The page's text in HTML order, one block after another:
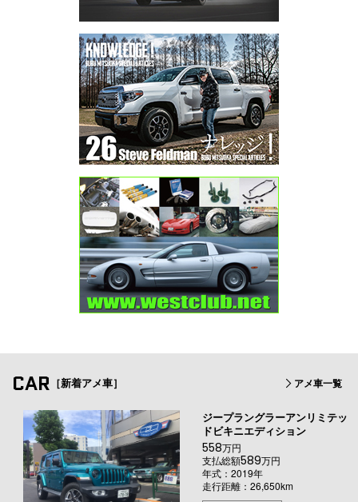
CAR ［新着アメ車］ アメ車一覧
ジープラングラーアンリミテッ
ドビキニエディション
558万円
支払総額589万円
年式：2019年
走行距離：26,650km